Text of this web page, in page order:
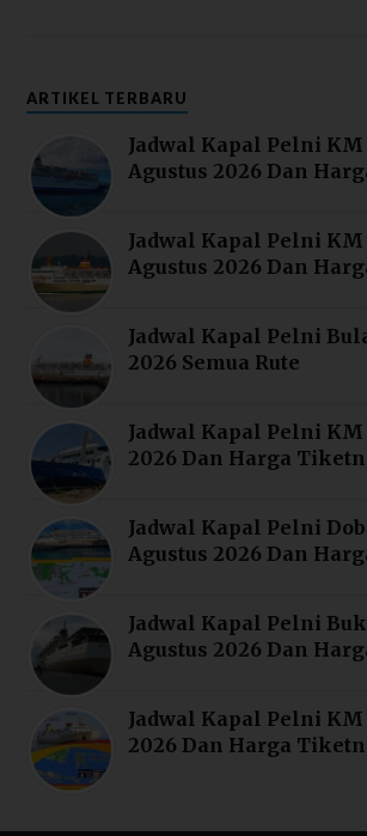
ARTIKEL TERBARU
Jadwal Kapal Pelni
Agustus 2026 Dan
Jadwal Kapal Pelni KM
Agustus 2026 Dan
Jadwal Kapal Pelni
2026 Semua Rute
Jadwal Kapal Pelni
2026 Dan Harga
Jadwal Kapal Pelni
Agustus 2026 Dan
Jadwal Kapal Pelni
Agustus 2026 Dan
Jadwal Kapal Pelni KM
2026 Dan Harga